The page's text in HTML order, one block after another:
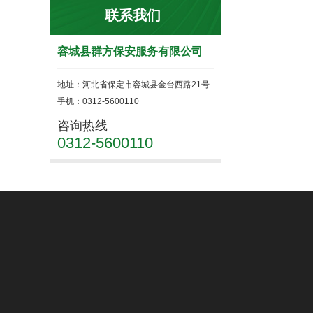
联系我们
容城县群方保安服务有限公司
地址：河北省保定市容城县金台西路21号
手机：0312-5600110
咨询热线
0312-5600110